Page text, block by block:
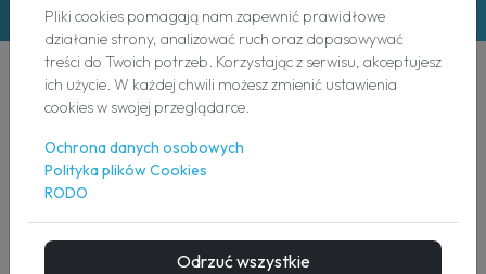
Pliki cookies pomagają nam zapewnić prawidłowe
działanie strony, analizować ruch oraz dopasowywać
treści do Twoich potrzeb. Korzystając z serwisu, akceptujesz
ich użycie. W każdej chwili możesz zmienić ustawienia
cookies w swojej przeglądarce.
Ochrona danych osobowych
Polityka plików Cookies
RODO
Odrzuć wszystkie
Odkryj
O nas
Nasz zespół